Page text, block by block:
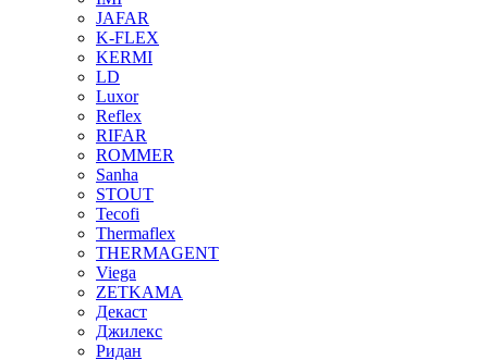
JAFAR
K-FLEX
KERMI
LD
Luxor
Reflex
RIFAR
ROMMER
Sanha
STOUT
Tecofi
Thermaflex
THERMAGENT
Viega
ZETKAMA
Декаст
Джилекс
Ридан